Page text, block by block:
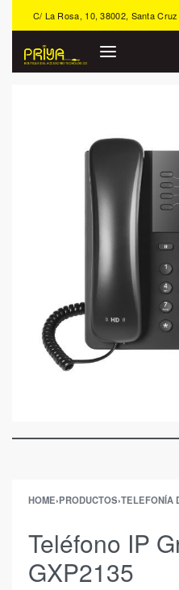
C/ La Rosa, 10, 38002, Santa
HOME›PRODUCTOS›TELEFONÍA
Teléfono IP
GXP2135